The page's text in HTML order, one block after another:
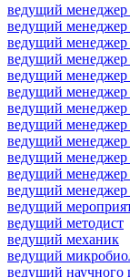
ведущий менеджер
ведущий
ведущий менеджер
ведущий менеджер
ведущий
ведущий
ведущий менеджер
ведущий менеджер
ведущий менеджер
ведущий
ведущий менеджер
ведущий
ведущий
ведущий методист
ведущий механик
ведущий
ведущий научного